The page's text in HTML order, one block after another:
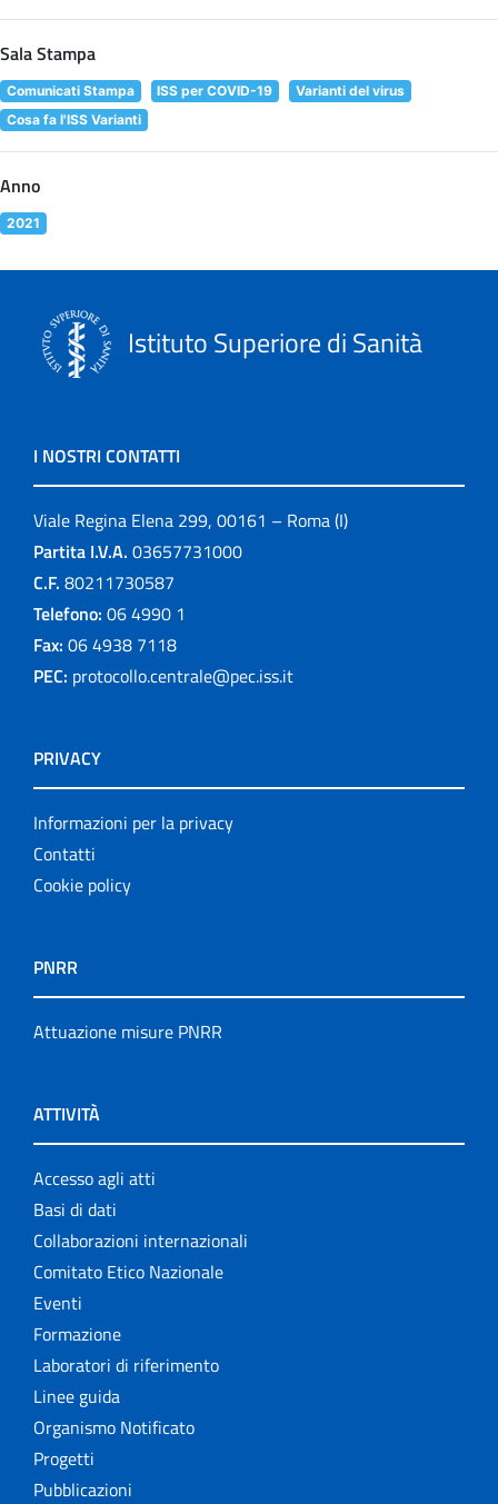
Sala Stampa
Comunicati Stampa ISS per COVID-19
Varianti del virus
Cosa fa l'ISS Varianti
Anno
2021
Istituto Superiore di Sanità
I NOSTRI CONTATTI
Viale Regina Elena 299, 00161 – Roma (I)
Partita I.V.A. 03657731000
C.F. 80211730587
Telefono: 06 4990 1
Fax: 06 4938 7118
PEC: protocollo.centrale@pec.iss.it
PRIVACY
Informazioni per la privacy
Contatti
Cookie policy
PNRR
Attuazione misure PNRR
ATTIVITÀ
Accesso agli atti
Basi di dati
Collaborazioni internazionali
Comitato Etico Nazionale
Eventi
Formazione
Laboratori di riferimento
Linee guida
Organismo Notificato
Progetti
Pubblicazioni